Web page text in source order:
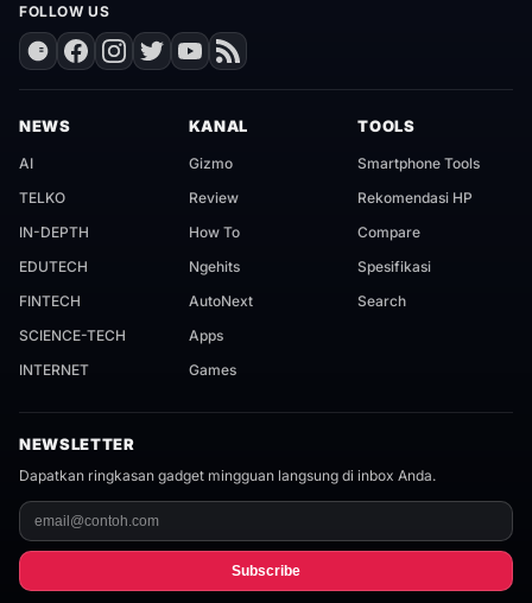
FOLLOW US
NEWS
AI
TELKO
IN-DEPTH
EDUTECH
FINTECH
SCIENCE-TECH
INTERNET
KANAL
Gizmo
Review
How To
Ngehits
AutoNext
Apps
Games
TOOLS
Smartphone Tools
Rekomendasi HP
Compare
Spesifikasi
Search
NEWSLETTER
Dapatkan ringkasan gadget mingguan langsung di inbox Anda.
Subscribe